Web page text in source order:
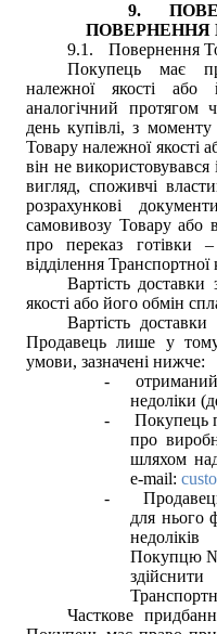
9.
9.1.
Повернення
Покупець має
належної якості
аналогічний протягом
день купівлі, з
Товару належної якості
він не
вигляд, споживчі
розрахункові
самовивозу Товару або
про переказ готівки
відділення Транспортної
Вартість
якості або його обмін
Вартість
Продавець лише у
умови, зазначені нижче:
-
недоліки
-
Покупець
про
шляхом
e-mail:
-
для нього
Покупцю
Часткове